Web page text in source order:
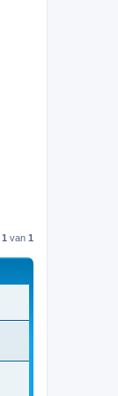
1 van 1